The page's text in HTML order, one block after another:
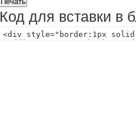
Код для вставки в